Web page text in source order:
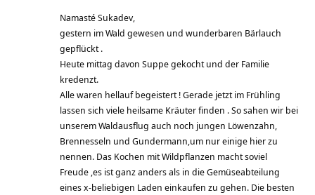
Namasté Sukadev,
gestern im Wald gewesen und wunderbaren Bärlauch
gepflückt .
Heute mittag davon Suppe gekocht und der Familie
kredenzt.
Alle waren hellauf begeistert ! Gerade jetzt im Frühling
lassen sich viele heilsame Kräuter finden . So sahen wir bei
unserem Waldausflug auch noch jungen Löwenzahn,
Brennesseln und Gundermann,um nur einige hier zu
nennen. Das Kochen mit Wildpflanzen macht soviel
Freude ,es ist ganz anders als in die Gemüseabteilung
eines x-beliebigen Laden einkaufen zu gehen. Die besten